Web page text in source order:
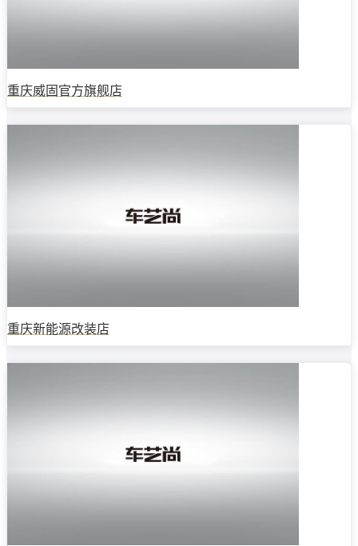
重庆威固官方旗舰店
重庆新能源改装店